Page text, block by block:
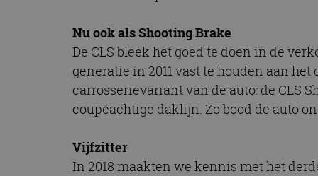
Nu ook als Shooting Brake
De CLS bleek het goed te doen in de
generatie in 2011 vast te houden aan
carrosserievariant van de auto: de CLS
coupéachtige daklijn. Zo bood de auto
Vijfzitter
In 2018 maakten we kennis met het
Naam
_ga
Naam
Domein
_gcl_au
Google
Naam
omx_consent